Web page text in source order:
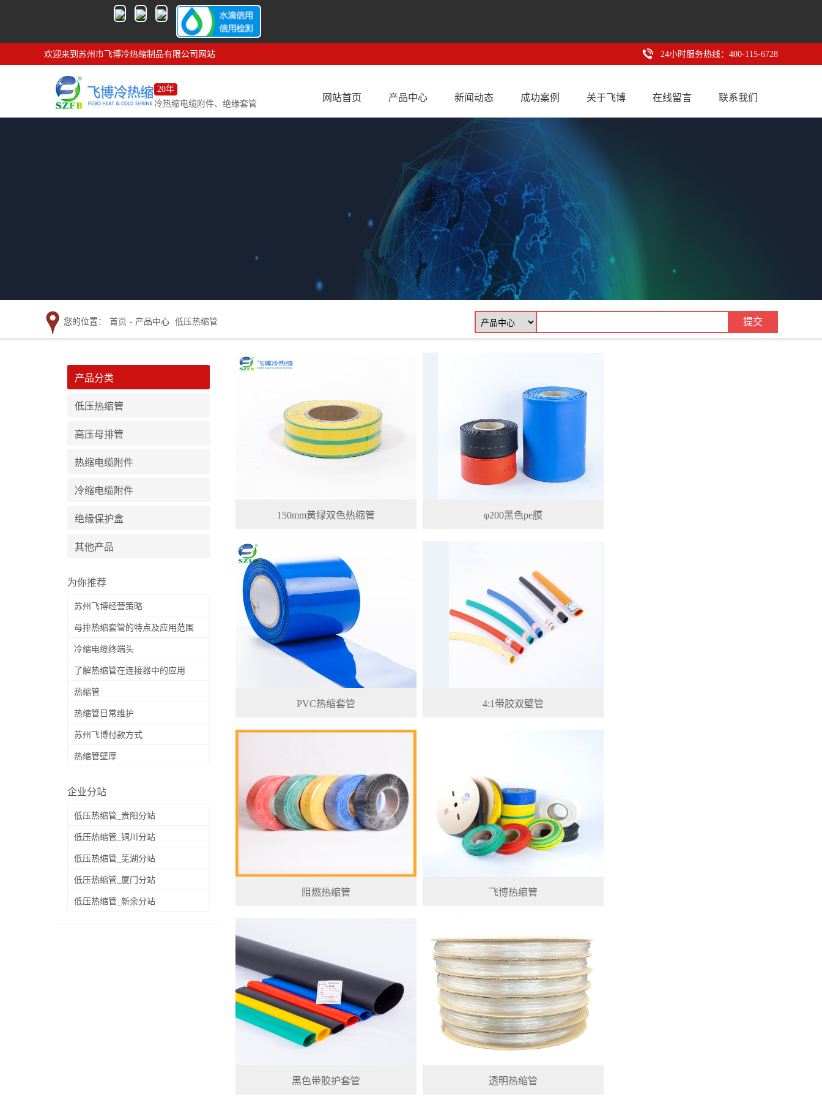
欢迎来到苏州市飞博冷热缩制品有限公司网站 24小时服务热线：400-115-6728
20年
冷热缩电缆附件、绝缘套管
网站首页 产品中心 新闻动态 成功案例 关于飞博 在线留言 联系我们
您的位置： 首页 - 产品中心 低压热缩管
产品分类
低压热缩管
高压母排管
热缩电缆附件
冷缩电缆附件
绝缘保护盒
其他产品
为你推荐
苏州飞博经营策略
母排热缩套管的特点及应用范围
冷缩电缆终端头
了解热缩管在连接器中的应用
热缩管
热缩管日常维护
苏州飞博付款方式
热缩管壁厚
企业分站
低压热缩管_贵阳分站
低压热缩管_铜川分站
低压热缩管_芜湖分站
低压热缩管_厦门分站
低压热缩管_新余分站
150mm黄绿双色热缩管 φ200黑色pe膜
PVC热缩套管 4:1带胶双壁管
阻燃热缩管 飞博热缩管
黑色带胶护套管 透明热缩管